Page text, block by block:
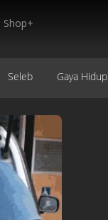
Shop+
Seleb Gaya Hidup